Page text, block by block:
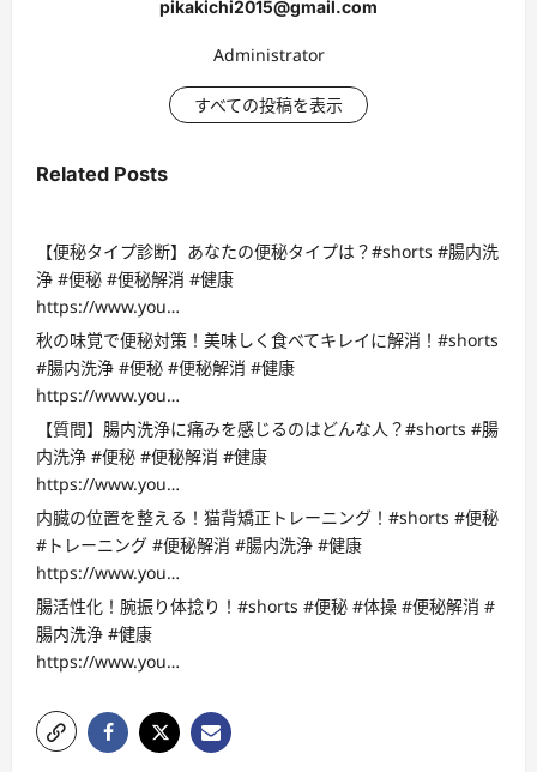
pikakichi2015@gmail.com
Administrator
すべての投稿を表示
Related Posts
【便秘タイプ診断】あなたの便秘タイプは？#shorts #腸内洗
浄 #便秘 #便秘解消 #健康
https://www.you…
秋の味覚で便秘対策！美味しく食べてキレイに解消！#shorts
#腸内洗浄 #便秘 #便秘解消 #健康
https://www.you…
【質問】腸内洗浄に痛みを感じるのはどんな人？#shorts #腸
内洗浄 #便秘 #便秘解消 #健康
https://www.you…
内臓の位置を整える！猫背矯正トレーニング！#shorts #便秘
#トレーニング #便秘解消 #腸内洗浄 #健康
https://www.you…
腸活性化！腕振り体捻り！#shorts #便秘 #体操 #便秘解消 #
腸内洗浄 #健康
https://www.you…